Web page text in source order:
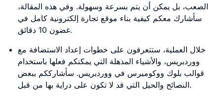
الصعب، بل يمكن أن يتم بسرعة وسهولة. وفي هذه المقالة،
سأشارك معكم كيفية بناء موقع تجارة إلكترونية كامل في
غضون 10 دقائق.
خلال العملية، ستتعرفون على خطوات إعداد الاستضافة مع
ووردبريس، والأشياء المذهلة التي يمكنكم فعلها باستخدام
قوالب بلوك ووكوميرس في ووردبريس. سأشارككم ببعض
النصائح والحيل التي قد لا تكون على دراية بها من قبل.